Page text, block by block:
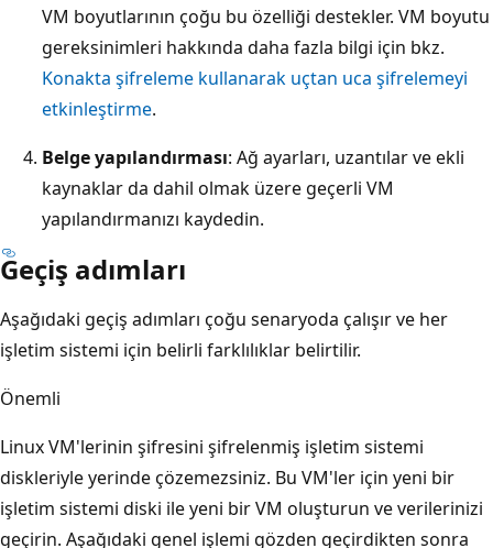
VM boyutlarının çoğu bu özelliği destekler. VM boyutu
gereksinimleri hakkında daha fazla bilgi için bkz.
Konakta şifreleme kullanarak uçtan uca şifrelemeyi
etkinleştirme.
Belge yapılandırması: Ağ ayarları, uzantılar ve ekli
kaynaklar da dahil olmak üzere geçerli VM
yapılandırmanızı kaydedin.
Geçiş adımları
Aşağıdaki geçiş adımları çoğu senaryoda çalışır ve her
işletim sistemi için belirli farklılıklar belirtilir.
Önemli
Linux VM'lerinin şifresini şifrelenmiş işletim sistemi
diskleriyle yerinde çözemezsiniz. Bu VM'ler için yeni bir
işletim sistemi diski ile yeni bir VM oluşturun ve verilerinizi
geçirin. Aşağıdaki genel işlemi gözden geçirdikten sonra